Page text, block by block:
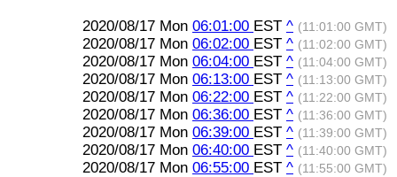
2020/08/17 Mon 06:01:00 EST ^ (11:01:00 GMT)
2020/08/17 Mon 06:02:00 EST ^ (11:02:00 GMT)
2020/08/17 Mon 06:04:00 EST ^ (11:04:00 GMT)
2020/08/17 Mon 06:13:00 EST ^ (11:13:00 GMT)
2020/08/17 Mon 06:22:00 EST ^ (11:22:00 GMT)
2020/08/17 Mon 06:36:00 EST ^ (11:36:00 GMT)
2020/08/17 Mon 06:39:00 EST ^ (11:39:00 GMT)
2020/08/17 Mon 06:40:00 EST ^ (11:40:00 GMT)
2020/08/17 Mon 06:55:00 EST ^ (11:55:00 GMT)